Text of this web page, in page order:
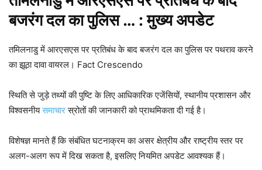
बजरंग दल का पुलिस … : मुख्यअपडेट
तमिलनाडु में आरएसएस पर प्रतिबंध के बाद बजरंग दल का पुलिस पर पथराव करने
का झूठा दावा वायरल। Fact Crescendo
स्थिति से जुड़े तथ्यों की पुष्टि के लिए आधिकारिक एजेंसियों, स्थानीय प्रशासन और
विश्वसनीयसमाचारस्रोतों की जानकारी को प्राथमिकता दी गई है।
विशेषज्ञ मानते हैं कि संबंधित घटनाक्रम का असर क्षेत्रीय और राष्ट्रीय स्तर पर
अलग-अलग रूप में दिख सकता है, इसलिए नियमित अपडेट आवश्यक हैं।